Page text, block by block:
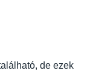
de ezek